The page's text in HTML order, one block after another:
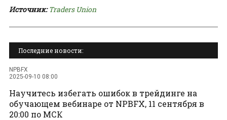
Источник: Traders Union
Последние новости:
NPBFX
2025-09-10 08:00
Научитесь избегать ошибок в трейдинге на
обучающем вебинаре от NPBFX, 11 сентября в
20:00 по МСК